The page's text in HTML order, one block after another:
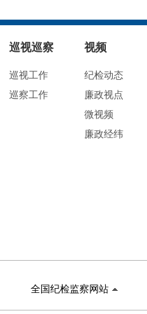
巡视巡察
巡视工作
巡察工作
视频
纪检动态
廉政视点
微视频
廉政经纬
全国纪检监察网站